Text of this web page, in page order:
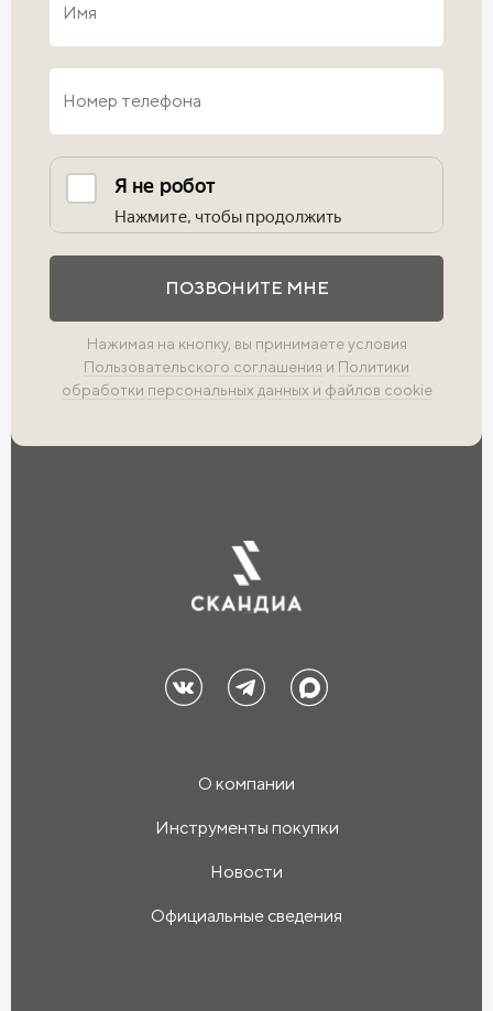
ПОЗВОНИТЕ МНЕ
Нажимая на кнопку, вы принимаете условия
Пользовательского соглашения и Политики
обработки персональных данных и файлов cookie
О компании
Инструменты покупки
Новости
Официальные сведения